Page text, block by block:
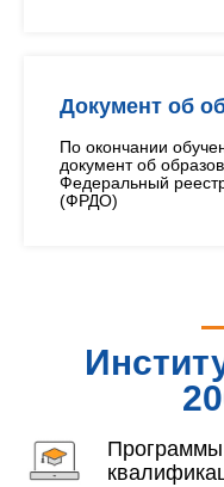
Документ об
По окончании
документ об
Федеральный
(ФРДО)
Программы